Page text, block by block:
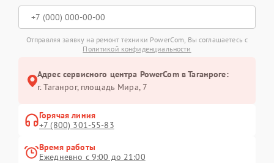
Отправляя заявку на ремонт техники PowerCom, Вы соглашаетесь с
Политикой конфиденциальности
Адрес сервисного центра PowerCom в Таганроге:
г. Таганрог, площадь Мира, 7
Горячая линия
+7 (800) 301-55-83
Время работы
Ежедневно с 9:00 до 21:00